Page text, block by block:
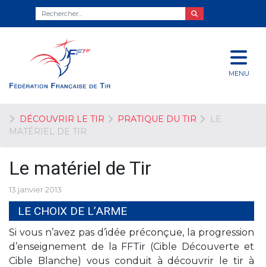
MENU
DÉCOUVRIR LE TIR PRATIQUE DU TIR
LE
MATÉRIEL DE TIR
Le matériel de Tir
13 janvier 2013
LE CHOIX DE L’ARME
Si vous n’avez pas d’idée préconçue, la progression
d’enseignement de la FFTir (Cible Découverte et
Cible Blanche) vous conduit à découvrir le tir à